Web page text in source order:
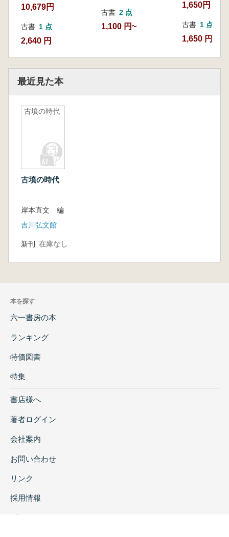
10,679円
古書 1 点
2,640 円
古書 2 点
1,100 円~
1,650円
古書 1 点
1,650 円
最近見た本
古墳の時代
古墳の時代
岸本直文 編
吉川弘文館
新刊 在庫なし
本を探す
六一書房の本
ランキング
特価図書
特集
書店様へ
著者ログイン
会社案内
お問い合わせ
リンク
採用情報